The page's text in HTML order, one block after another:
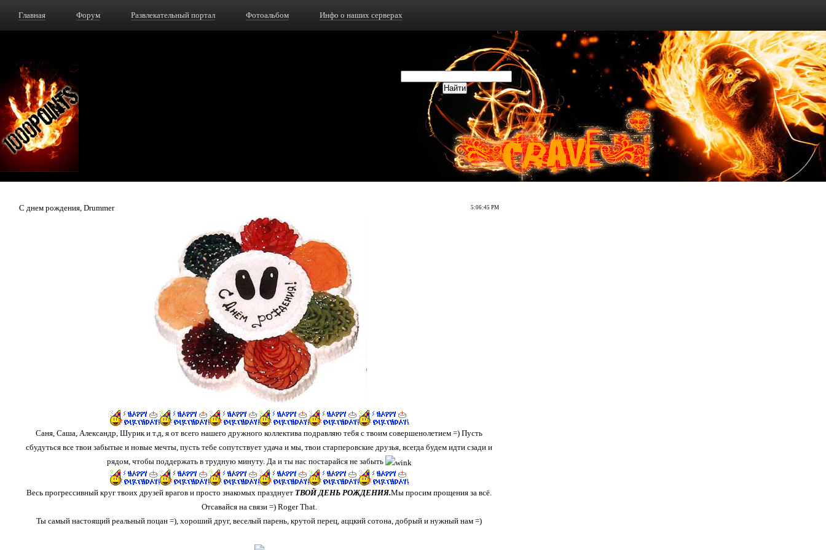
Главная Форум Развлекательный портал Фотоальбом Инфо о наших серверах
5:06:45 PM
С днем рождения, Drummer
Саня, Саша, Александр, Шурик и т.д, я от всего нашего дружного коллектива подравляю тебя с твоим совершенолетием =) Пусть
сбудуться все твои забытые и новые мечты, пусть тебе сопутствует удача и мы, твои старперовские друзья, всегда будем идти сзади и
рядом, чтобы поддержать в трудную минуту. Да и ты нас постарайся не забыть
Весь прогрессивный круг твоих друзей врагов и просто знакомых празднует ТВОЙ ДЕНЬ РОЖДЕНИЯ.Мы просим прощения за всё.
Отсавайся на связи =) Roger That.
Ты самый настоящий реальный поцан =), хороший друг, веселый парень, крутой перец, аццкий сотона, добрый и нужный нам =)